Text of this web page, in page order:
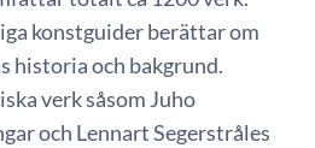
konstguider berättar om
historia och bakgrund.
verk såsom Juho
och Lennart Segerstråles